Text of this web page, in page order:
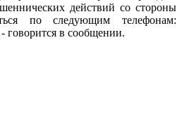
действий со стороны
по следующим телефонам:
говорится в сообщении.